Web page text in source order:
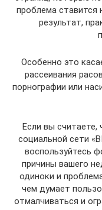
проблема ставится
результат,
Особенно это
рассеивания
порнографии или
Если вы считаете,
социальной сети
воспользуйтесь
причины вашего
одиноки и
чем думает
отмалчиваться и